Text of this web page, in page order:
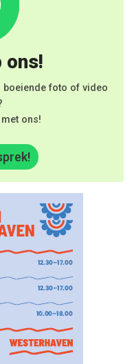
ons!
boeiende foto of video
ons!